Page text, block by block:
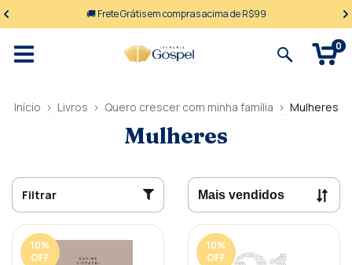
🚚 Frete Grátis em compras acima de R$99
0
Início > Livros > Quero crescer com minha família > Mulheres
Mulheres
Filtrar
10%
OFF
10%
OFF